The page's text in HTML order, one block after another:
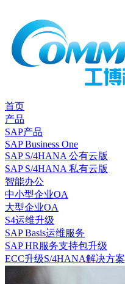
首页
产品
SAP产品
SAP Business One
SAP S/4HANA 公有云版
SAP S/4HANA 私有云版
智能办公
中小型企业OA
大型企业OA
S4运维升级
SAP Basis运维服务
SAP HR服务支持包升级
ECC升级S/4HANA解决方案